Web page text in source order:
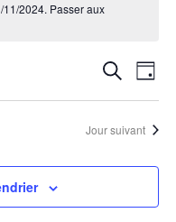
2024. Passer aux
et
de
Recherche
de
Jour
Jour suivant